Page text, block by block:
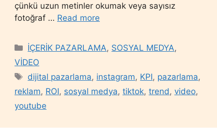
çünkü uzun metinler okumak veya sayısız
fotoğraf … Read more
Categories
İÇERİK PAZARLAMA, SOSYAL MEDYA,
VİDEO
Tags
dijital pazarlama, instagram, KPI, pazarlama,
reklam, ROI, sosyal medya, tiktok, trend , video,
youtube